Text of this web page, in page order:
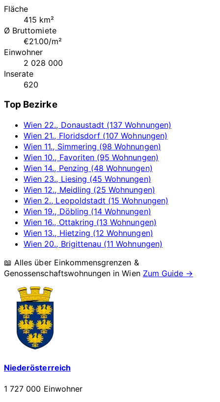
Fläche
415 km²
Ø Bruttomiete
€21.00/m²
Einwohner
2 028 000
Inserate
620
Top Bezirke
Wien 22., Donaustadt (137 Wohnungen)
Wien 21., Floridsdorf (107 Wohnungen)
Wien 11., Simmering (98 Wohnungen)
Wien 10., Favoriten (95 Wohnungen)
Wien 14., Penzing (48 Wohnungen)
Wien 23., Liesing (45 Wohnungen)
Wien 12., Meidling (25 Wohnungen)
Wien 2., Leopoldstadt (15 Wohnungen)
Wien 19., Döbling (14 Wohnungen)
Wien 16., Ottakring (13 Wohnungen)
Wien 13., Hietzing (12 Wohnungen)
Wien 20., Brigittenau (11 Wohnungen)
📖 Alles über Einkommensgrenzen &
Genossenschaftswohnungen inWien Zum Guide →
Niederösterreich
1 727 000 Einwohner